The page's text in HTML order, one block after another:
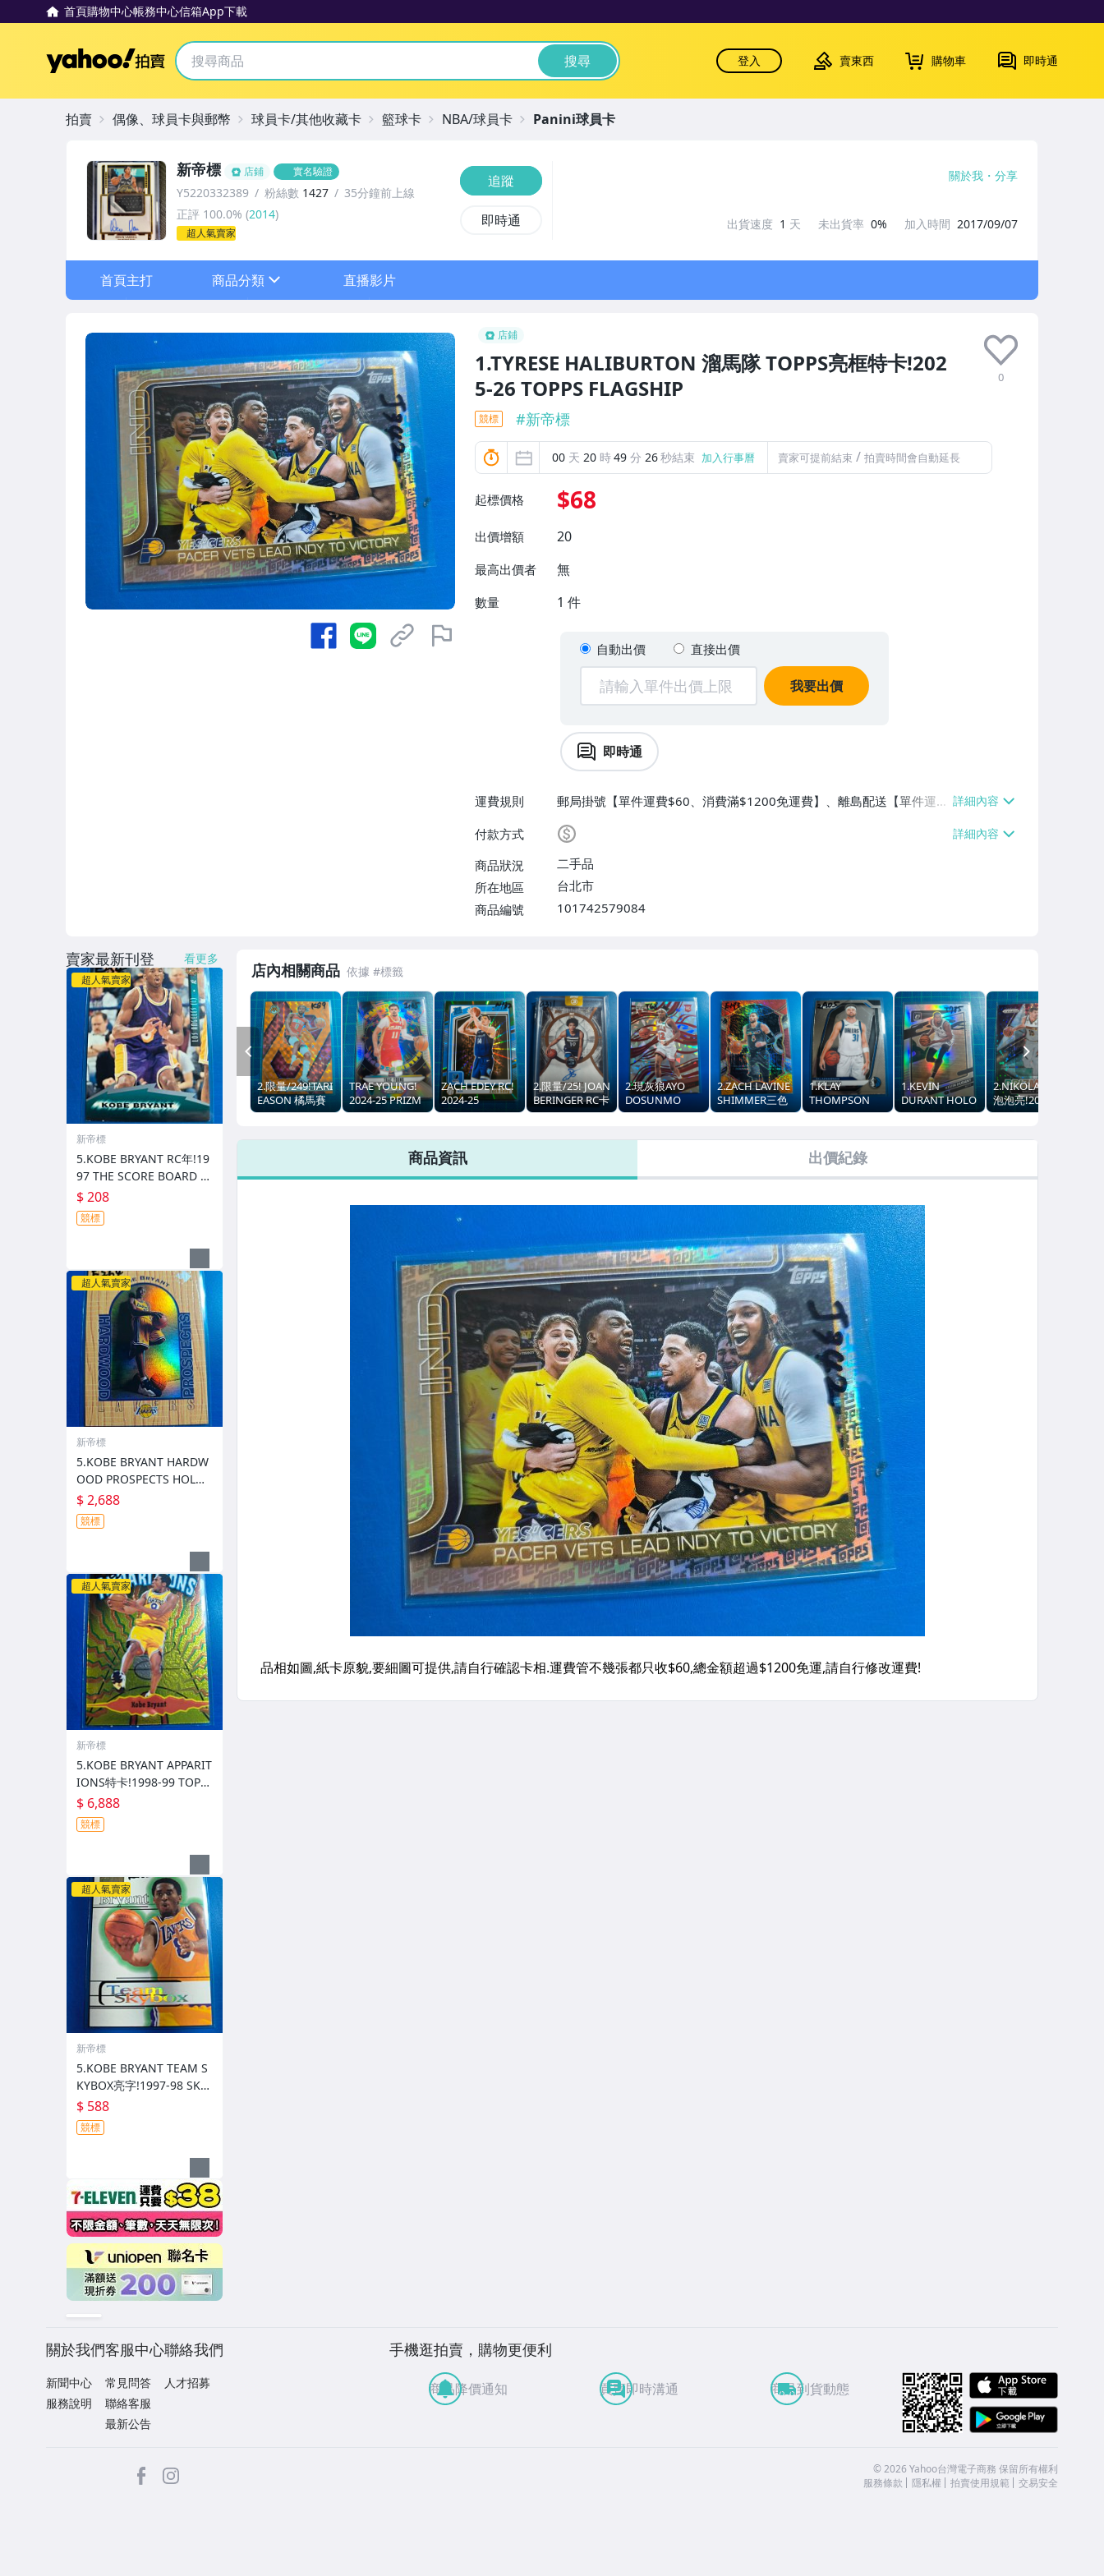
首頁購物中心帳務中心信箱App下載
Yahoo拍賣 搜尋 登入 賣東西 購物車 即時通
店鋪
1.TYRESE HALIBURTON 溜馬隊 TOPPS亮框特卡!202
5-26 TOPPS FLAGSHIP
0
競標 #新帝標
00 天 20 時49 分 25秒結束 加入行事曆 賣家可提前結束 / 拍賣時間會自動延長
起標價格 $68
出價增額 20
最高出價者 無
數量 1 件
自動出價 直接出價
我要出價
即時通
運費規則
郵局掛號【單件運費$60、消費滿$1200免運費】、離島配送【單件運費
$60】
付款方式
商品狀況
二手品
所在地區
台北市
商品編號
101742579084
新帝標 店鋪 實名驗證
Y5220332389 粉絲數 1427
35分鐘前上線
正評 100.0% (2014)
超人氣賣家
追蹤
即時通
關於我 分享
出貨速度 1 天 未出貨率 0% 加入時間 2017/09/07
首頁主打 商品分類 直播影片
拍賣 偶像、球員卡與郵幣 球員卡/其他收藏卡 籃球卡 NBA/球員卡 Panini球員卡
店內相關商品
2.限量/249!TARI
EASON 橘馬賽
克亮!2024-25
TRAE YOUNG!
2024-25 PRIZM
KALEIDOSCOPIC
ZACH EDEY RC!
2024-25
DONRUSS 綠放
2.限量/25! JOAN
BERINGER RC卡
面簽!2025-26
2.現灰狼AYO
DOSUNMO
NEW YEAR版 紅
REVOLUTION
2.ZACH LAVINE
SHIMMER三色
亮!2020-21
CONCOURSE
1.KLAY
THOMPSON
!2024-25 PRIZM
1.KEVIN
DURANT HOLO
亮!2021-22
OPTIC
2.NIKOLA JOKIC
泡泡亮!2022-23
PRIZM
卡
PREV
商品資訊 出價紀錄
賣家最新刊登 看更多
超人氣賣家
新帝標
5.KOBE BRYANT RC年!19
97 THE SCORE BOARD 角
損
$ 208
競標
超人氣賣家
新帝標
5.KOBE BRYANT HARDW
OOD PROSPECTS HOLO
亮木紋造型特卡!1997 UPP
ER DECK
$ 2,688
競標
超人氣賣家
新帝標
5.KOBE BRYANT APPARIT
IONS特卡!1998-99 TOPP
S CHROME (卡況優)
$ 6,888
競標
超人氣賣家
新帝標
5.KOBE BRYANT TEAM S
KYBOX亮字!1997-98 SKY
BOX PREMIUM
$ 588
競標
關於我們
新聞中心
服務說明
客服中心
常見問答
聯絡客服
最新公告
聯絡我們
人才招募
手機逛拍賣，購物更便利
商品降價通知 買賣即時溝通 商品到貨動態
facebook ©2026 Yahoo台灣電子商務 保留所有權利
服務條款
隱私權 拍賣使用規範 交易安全